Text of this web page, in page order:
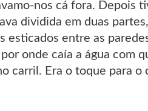
nos cá fora. Depois
dividida em duas
esticados entre as
onde caía a água com
carril. Era o toque para o